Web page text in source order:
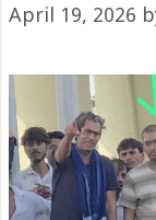
April 19, 2026